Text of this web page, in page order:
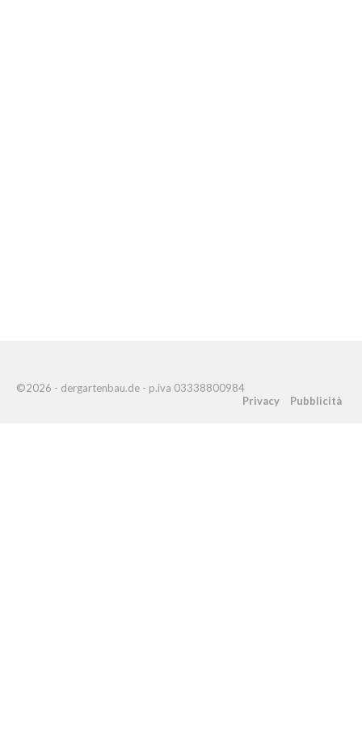
©2026 - dergartenbau.de - p.iva 03338800984
Privacy
Pubblicità